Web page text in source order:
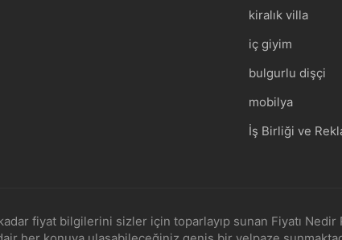
kiralık villa
iç giyim
bulgurlu dişçi
mobilya
İş Birliği ve
fiyat bilgilerini sizler için toparlayıp sunan Fiyatı Nedir